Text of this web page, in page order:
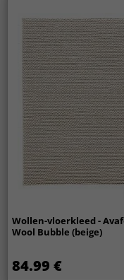
Wollen-vloerkleed -
Wool Bubble (beige)
84.99 €